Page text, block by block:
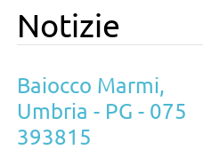
Notizie
Baiocco Marmi,
Umbria - PG - 075
393815